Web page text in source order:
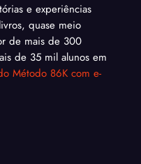
e experiências
quase meio
de mais de 300
de 35 mil alunos em
Método 86K com e-